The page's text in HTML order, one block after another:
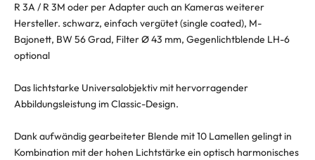
R 3A / R 3M oder per Adapter auch an Kameras weiterer
Hersteller. schwarz, einfach vergütet (single coated), M-
Bajonett, BW 56 Grad, Filter Ø 43 mm, Gegenlichtblende LH-6
optional
Das lichtstarke Universalobjektiv mit hervorragender
Abbildungsleistung im Classic-Design.
Dank aufwändig gearbeiteter Blende mit 10 Lamellen gelingt in
Kombination mit der hohen Lichtstärke ein optisch harmonisches